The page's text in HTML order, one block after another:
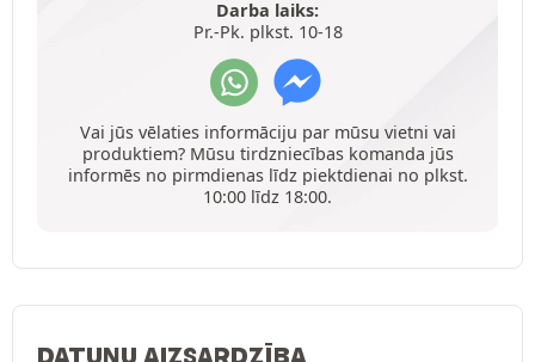
Darba laiks:
Pr.-Pk. plkst. 10-18
Vai jūs vēlaties informāciju par mūsu vietni vai
produktiem? Mūsu tirdzniecības komanda jūs
informēs no pirmdienas līdz piektdienai no plkst.
10:00 līdz 18:00.
DATUNU AIZSARDZĪBA